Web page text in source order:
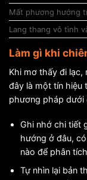
Mất phương hướng
Lang thang vô tình
Làm gì khi
Khi mơ thấy đi lạc,
đây là một tín hiệu
phương pháp dưới
Ghi nhớ chi tiết
hướng ở đâu,
nào để phân
Tự nhìn lại bản